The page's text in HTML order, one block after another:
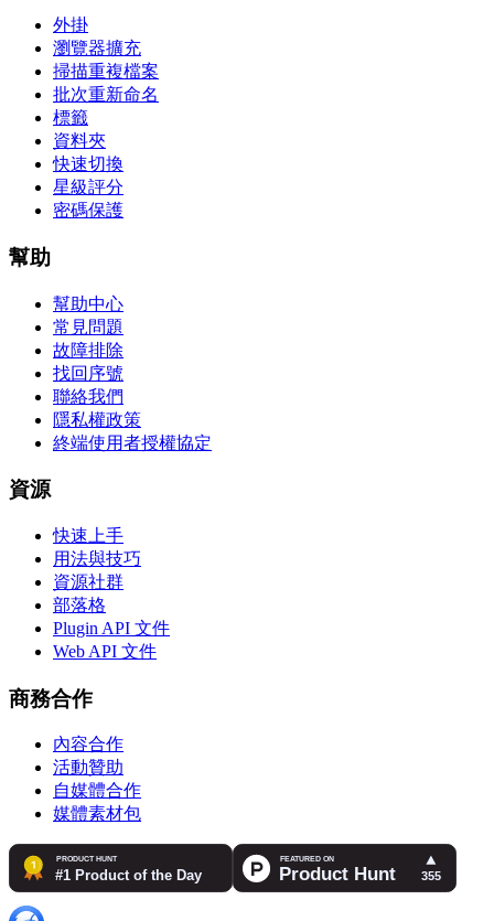
外掛
瀏覽器擴充
掃描重複檔案
批次重新命名
標籤
資料夾
快速切換
星級評分
密碼保護
幫助
幫助中心
常見問題
故障排除
找回序號
聯絡我們
隱私權政策
終端使用者授權協定
資源
快速上手
用法與技巧
資源社群
部落格
Plugin API 文件
Web API 文件
商務合作
內容合作
活動贊助
自媒體合作
媒體素材包